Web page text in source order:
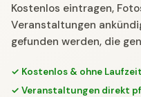
Kostenlos eintragen,
Veranstaltungen
gefunden werden, die
✓ Kostenlos & ohne Laufzeit
✓ Veranstaltungen direkt